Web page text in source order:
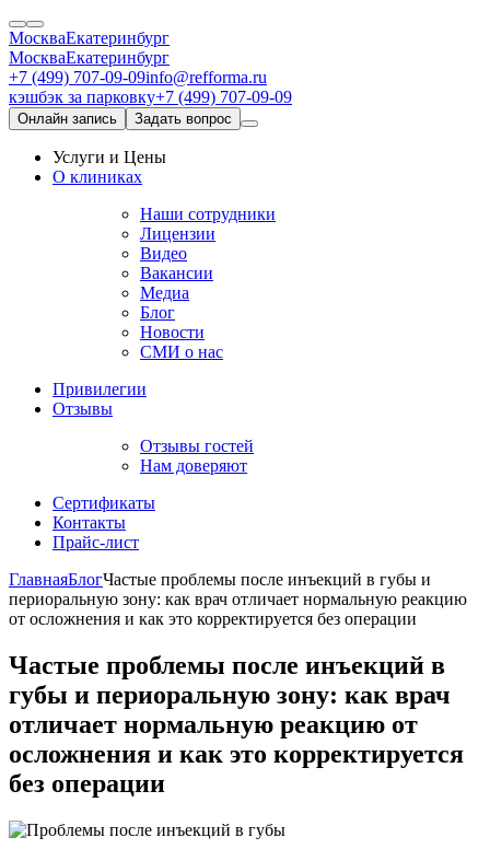
МоскваЕкатеринбург
МоскваЕкатеринбург
+7 (499) 707-09-09info@refforma.ru
кэшбэк за парковку+7 (499) 707-09-09
Онлайн запись Задать вопрос
Услуги и Цены
О клиниках
Наши сотрудники
Лицензии
Видео
Вакансии
Медиа
Блог
Новости
СМИ о нас
Привилегии
Отзывы
Отзывы гостей
Нам доверяют
Сертификаты
Контакты
Прайс-лист
ГлавнаяБлогЧастые проблемы после инъекций в губы и
периоральную зону: как врач отличает нормальную реакцию
от осложнения и как это корректируется без операции
Частые проблемы после инъекций в
губы и периоральную зону: как врач
отличает нормальную реакцию от
осложнения и как это корректируется
без операции